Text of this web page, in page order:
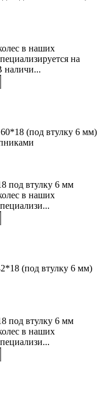
в наших
на
наличи...
под втулку 6 мм
в наших
под втулку 6 мм
в наших